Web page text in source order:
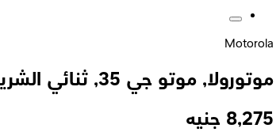
Motorola
موتورولا, موتو جي 35, ثنائي الشريحة, 256 جيجا، 8 جيجا رام، 5G - أخضر
8,275 جنيه